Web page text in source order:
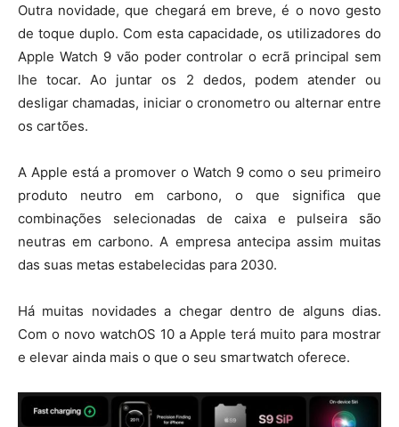
Outra novidade, que chegará em breve, é o novo gesto
de toque duplo. Com esta capacidade, os utilizadores do
Apple Watch 9 vão poder controlar o ecrã principal sem
lhe tocar. Ao juntar os 2 dedos, podem atender ou
desligar chamadas, iniciar o cronometro ou alternar entre
os cartões.
A Apple está a promover o Watch 9 como o seu primeiro
produto neutro em carbono, o que significa que
combinações selecionadas de caixa e pulseira são
neutras em carbono. A empresa antecipa assim muitas
das suas metas estabelecidas para 2030.
Há muitas novidades a chegar dentro de alguns dias.
Com o novo watchOS 10 a Apple terá muito para mostrar
e elevar ainda mais o que o seu smartwatch oferece.